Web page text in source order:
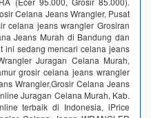
Celana Jeans Wrangler, Pusat
celana jeans wrangler Grosiran
Jeans Murah di Bandung dan
ini sedang mencari celana jeans
Juragan Celana Murah,
grosir celana jeans wrangler
Wrangler,Grosir Celana Jeans
Juragan Celana Murah, Kab.
terbaik di Indonesia, iPrice